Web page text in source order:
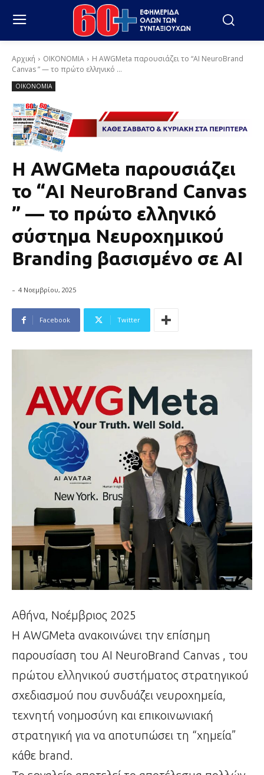
Αρχική ΟΙΚΟΝΟΜΙΑ
Η AWGMeta παρουσιάζει το “ΑΙ NeuroBrand
Canvas ” — το πρώτο ελληνικό ...
ΟΙΚΟΝΟΜΙΑ
Η AWGMeta παρουσιάζει
το “ΑΙ NeuroBrand Canvas
” — το πρώτο ελληνικό
σύστημα Νευροχημικού
Branding βασισμένο σε AI
- 4 Νοεμβρίου, 2025
Facebook Twitter
Αθήνα, Νοέμβριος 2025
Η AWGMeta ανακοινώνει την επίσημη
παρουσίαση του ΑΙ NeuroBrand Canvas , του
πρώτου ελληνικού συστήματος στρατηγικού
σχεδιασμού που συνδυάζει νευροχημεία,
τεχνητή νοημοσύνη και επικοινωνιακή
στρατηγική για να αποτυπώσει τη “χημεία”
κάθε brand.